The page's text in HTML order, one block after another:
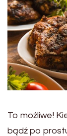
To możliwe!
bądź po